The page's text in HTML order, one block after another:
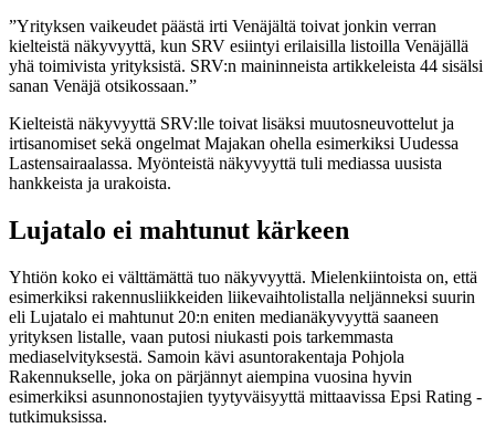
”Yrityksen vaikeudet päästä irti Venäjältä toivat jonkin verran
kielteistä näkyvyyttä, kun SRV esiintyi erilaisilla listoilla Venäjällä
yhä toimivista yrityksistä. SRV:n maininneista artikkeleista 44 sisälsi
sanan Venäjä otsikossaan.”
Kielteistä näkyvyyttä SRV:lle toivat lisäksi muutosneuvottelut ja
irtisanomiset sekä ongelmat Majakan ohella esimerkiksi Uudessa
Lastensairaalassa. Myönteistä näkyvyyttä tuli mediassa uusista
hankkeista ja urakoista.
Lujatalo ei mahtunut kärkeen
Yhtiön koko ei välttämättä tuo näkyvyyttä. Mielenkiintoista on, että
esimerkiksi rakennusliikkeiden liikevaihtolistalla neljänneksi suurin
eli Lujatalo ei mahtunut 20:n eniten medianäkyvyyttä saaneen
yrityksen listalle, vaan putosi niukasti pois tarkemmasta
mediaselvityksestä. Samoin kävi asuntorakentaja Pohjola
Rakennukselle, joka on pärjännyt aiempina vuosina hyvin
esimerkiksi asunnonostajien tyytyväisyyttä mittaavissa Epsi Rating -
tutkimuksissa.